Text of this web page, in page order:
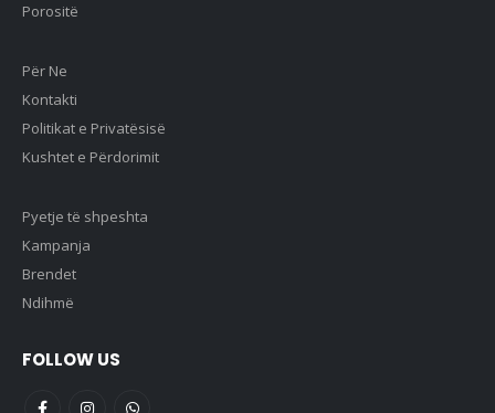
Porositë
Për Ne
Kontakti
Politikat e Privatësisë
Kushtet e Përdorimit
Pyetje të shpeshta
Kampanja
Brendet
Ndihmë
FOLLOW US